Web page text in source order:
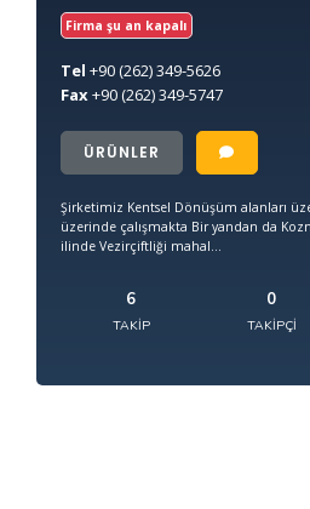
Firma şu an kapalı
Tel +90(262) 349-5626
Fax+90(262) 349-5747
ÜRÜNLER
Şirketimiz Kentsel Dönüşüm alanları
üzerinde çalışmakta Bir yandan da
ilinde Vezirçiftliği mahal...
6
TAKIP
0
TAKIPÇI